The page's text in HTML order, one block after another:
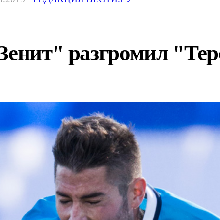
разгромил